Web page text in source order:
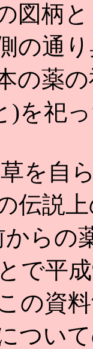
図柄
の通
の薬
)を祀
を自
伝説
らの
で平
の資
つい